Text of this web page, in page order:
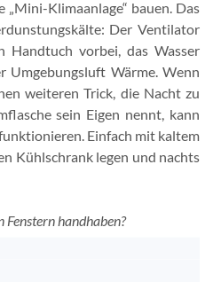
Klimaanlage“ bauen. Das
Der Ventilator
vorbei, das Wasser
Wärme. Wenn
weiteren Trick, die Nacht zu
sein Eigen nennt, kann
Einfach mit kaltem
Kühlschrank legen und nachts
handhaben?